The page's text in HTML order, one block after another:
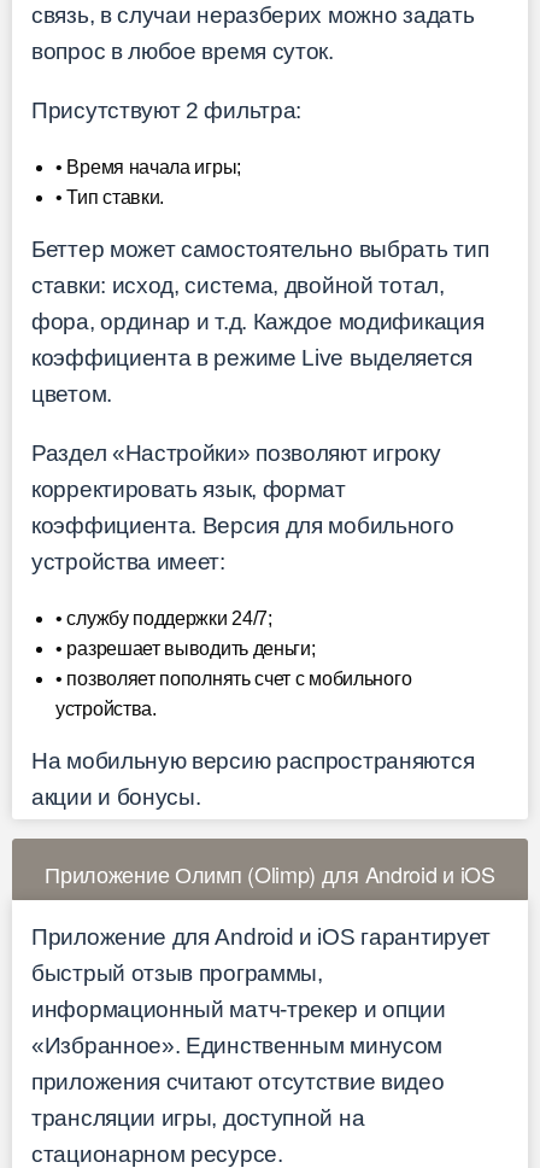
связь, в случаи неразберих можно задать
вопрос в любое время суток.
Присутствуют 2 фильтра:
• Время начала игры;
• Тип ставки.
Беттер может самостоятельно выбрать тип
ставки: исход, система, двойной тотал,
фора, ординар и т.д. Каждое модификация
коэффициента в режиме Live выделяется
цветом.
Раздел «Настройки» позволяют игроку
корректировать язык, формат
коэффициента. Версия для мобильного
устройства имеет:
• службу поддержки 24/7;
• разрешает выводить деньги;
• позволяет пополнять счет с мобильного
устройства.
На мобильную версию распространяются
акции и бонусы.
Приложение Олимп (Olimp) для Android и iOS
Приложение для Android и iOS гарантирует
быстрый отзыв программы,
информационный матч-трекер и опции
«Избранное». Единственным минусом
приложения считают отсутствие видео
трансляции игры, доступной на
стационарном ресурсе.